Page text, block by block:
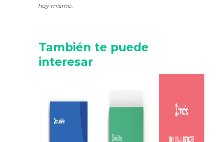
hoy mismo.
También te puede
interesar